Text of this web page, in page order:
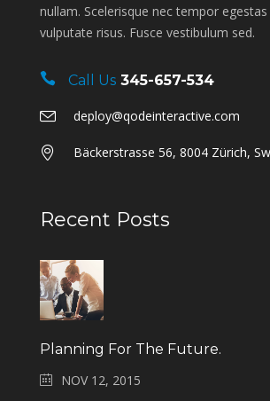
nullam. Scelerisque nec tempor
vulputate risus. Fusce vestibulum sed.
Call Us 345-657-534
deploy@qodeinteractive.com
Bäckerstrasse 56, 8004 Zürich,
Recent Posts
Planning For The Future.
NOV 12, 2015